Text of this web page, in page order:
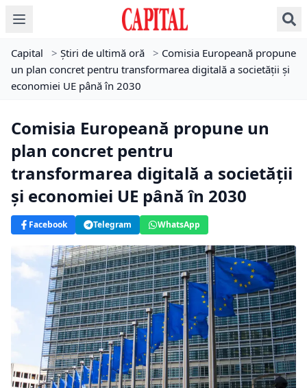
Capital > Știri de ultimă oră > Comisia Europeană propune
un plan concret pentru transformarea digitală a societății și
economiei UE până în 2030
Comisia Europeană propune un
plan concret pentru
transformarea digitală a societății
și economiei UE până în 2030
Facebook Telegram WhatsApp